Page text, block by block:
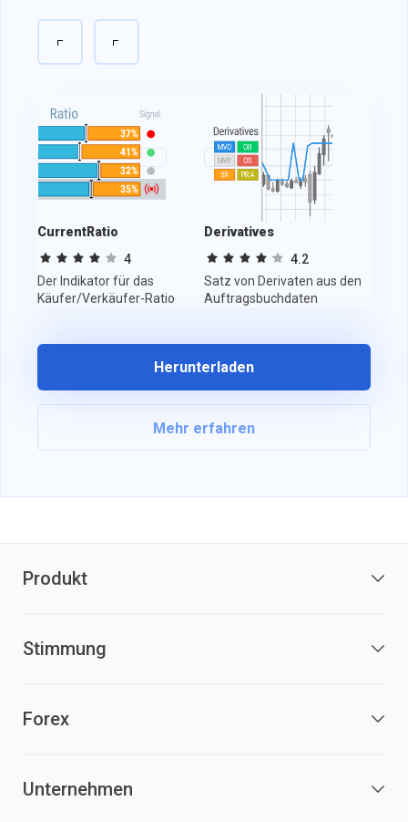
CurrentRatio
4
Der Indikator für das
Käufer/Verkäufer-Ratio
Derivatives
4.2
Satz von Derivaten aus den
Auftragsbuchdaten
Herunterladen
Mehr erfahren
Produkt
Stimmung
Forex
Unternehmen